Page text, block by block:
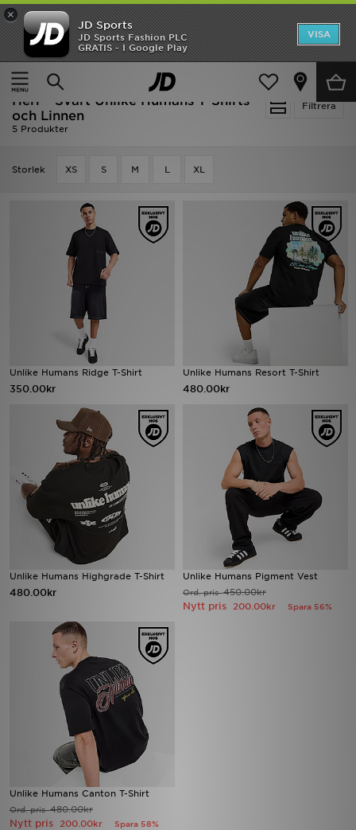
×
JD Sports
JD Sports Fashion PLC
GRATIS - I Google Play
VISA
Ny termin, ny stil Essentials för skolstarten
Hem
Herr Herrkläder T-Shirts och Linnen
Filtrera
Herr - Svart Unlike Humans T-Shirts
och Linnen
5 Produkter
Storlek XS S M L XL
Unlike Humans Ridge T-Shirt
350.00kr
Unlike Humans Resort T-Shirt
480.00kr
Unlike Humans Highgrade T-Shirt
480.00kr
Unlike Humans Pigment Vest
Ord. pris450.00kr
Nytt pris 200.00kr Spara 56%
Unlike Humans Canton T-Shirt
Ord. pris480.00kr
Nytt pris 200.00kr Spara 58%
Hem
Rea
Nyheter
Herr
Dam
Varumärken
Bästsäljare
Ladda ner appen
Mina meddelanden
Kundservice
JD Blogg